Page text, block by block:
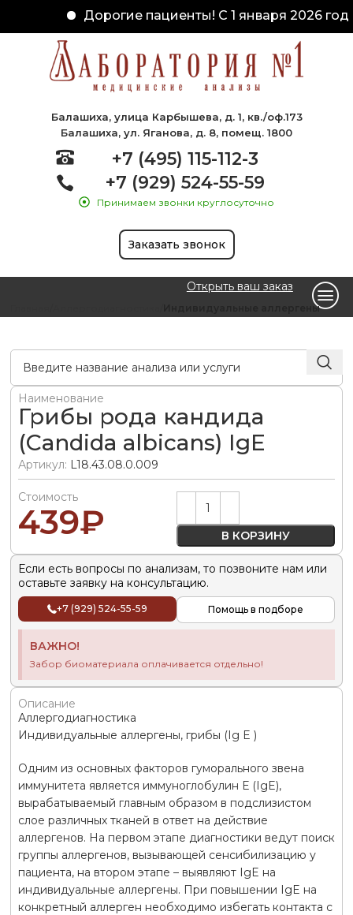
Дорогие пациенты! С 1 января 2026
Балашиха, улица Карбышева, д. 1, кв./оф.173
Балашиха, ул. Яганова, д. 8, помещ. 1800
+7 (495) 115-112-3
+7 (929) 524-55-59
Принимаем звонки круглосуточно
Заказать звонок
Открыть ваш заказ
Индивидуальные аллергены
Наименование
Грибы рода кандида
(Candida albicans) IgE
Артикул: L18.43.08.0.009
Стоимость
439₽ В КОРЗИНУ
Alternative:
Если есть вопросы по анализам, то позвоните нам или
оставьте заявку на консультацию.
+7 (929) 524-55-59 Помощь в подборе
ВАЖНО!
Забор биоматериала оплачивается отдельно!
Описание
Аллергодиагностика
Индивидуальные аллергены, грибы (Ig E )
Одним из основных факторов гуморального звена
иммунитета является иммуноглобулин Е (IgE),
вырабатываемый главным образом в подслизистом
слое различных тканей в ответ на действие
аллергенов. На первом этапе диагностики ведут поиск
группы аллергенов, вызывающей сенсибилизацию у
пациента, на втором этапе – выявляют IgE на
индивидуальные аллергены. При повышении IgE на
конкретный аллерген необходимо избегать контакта с